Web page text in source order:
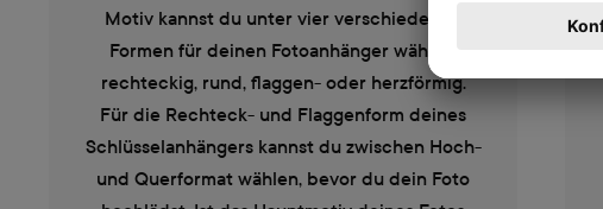
Motiv kannst du unter vier verschiedenen
Formen für deinen Fotoanhänger wählen:
rechteckig, rund, flaggen- oder herzförmig.
Für die Rechteck- und Flaggenform deines
Schlüsselanhängers kannst du zwischen Hoch-
und Querformat wählen, bevor du dein Foto